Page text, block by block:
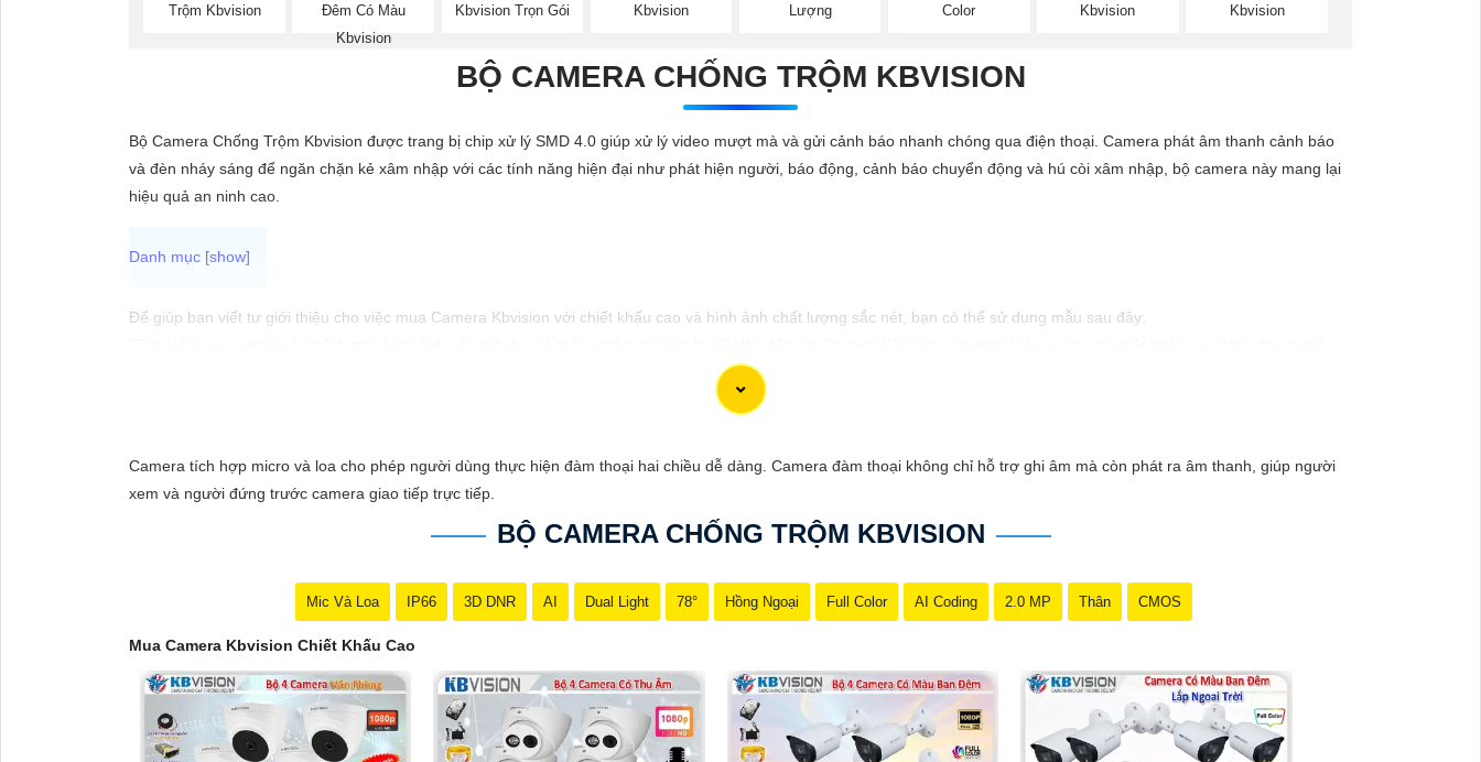
Trộm Kbvision
Đêm Có Màu
Kbvision
Kbvision Trọn Gói
Kbvision
Lượng
Color
Kbvision
Kbvision
BỘ CAMERA CHỐNG TRỘM KBVISION
Bộ Camera Chống Trộm Kbvision được trang bị chip xử lý SMD 4.0 giúp xử lý video mượt mà và gửi cảnh báo nhanh chóng qua điện thoại. Camera phát âm thanh cảnh báo
và đèn nháy sáng để ngăn chặn kẻ xâm nhập với các tính năng hiện đại như phát hiện người, báo động, cảnh báo chuyển động và hú còi xâm nhập, bộ camera này mang lại
hiệu quả an ninh cao.
Để giúp bạn viết tư giới thiệu cho việc mua Camera Kbvision với chiết khấu cao và hình ảnh chất lượng sắc nét, bạn có thể sử dụng mẫu sau đây:
hàng đầu, Camera Kbvision mang đến cho bạn hình ảnh chất lượng cao, rõ nét và độ tin cậy cao. Đừng để bất kỳ sự cố nào xảy ra mà không có sự giám sát chuyên nghiệp.
Hãy đầu tư vào Camera Kbvision và yên tâm bảo vệ gia đình và tài sản của bạn ngay hôm nay!"
Camera tích hợp micro và loa cho phép người dùng thực hiện đàm thoại hai chiều dễ dàng. Camera đàm thoại không chỉ hỗ trợ ghi âm mà còn phát ra âm thanh, giúp người
xem và người đứng trước camera giao tiếp trực tiếp.
BỘ CAMERA CHỐNG TRỘM KBVISION
Mic Và Loa IP66 3D DNR AI Dual Light 78° Hồng Ngoại Full Color AI Coding 2.0 MP Thân CMOS
Mua Camera Kbvision Chiết Khấu Cao